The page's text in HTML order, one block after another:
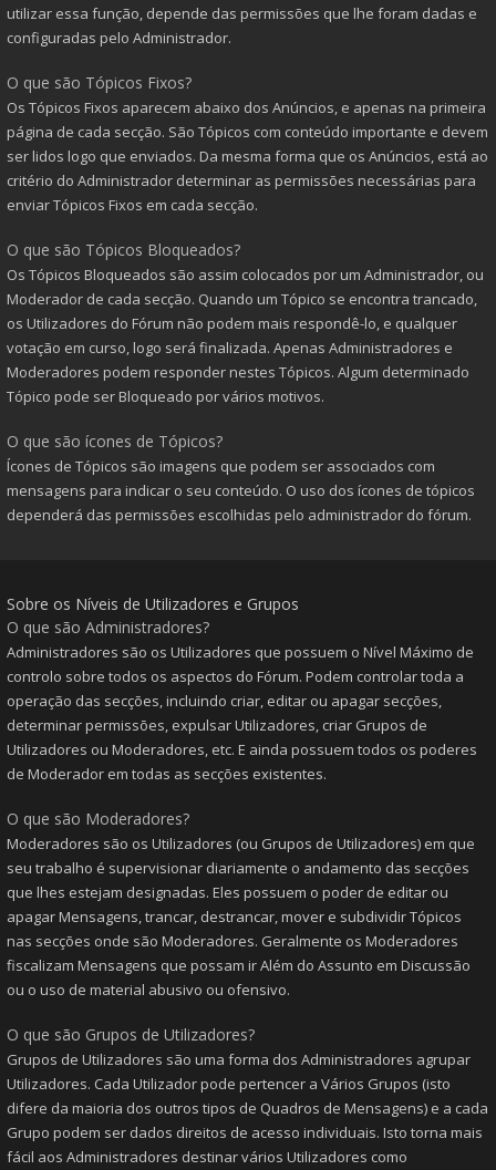
utilizar essa função, depende das permissões que lhe foram dadas e
configuradas pelo Administrador.
O que são Tópicos Fixos?
Os Tópicos Fixos aparecem abaixo dos Anúncios, e apenas na primeira
página de cada secção. São Tópicos com conteúdo importante e devem
ser lidos logo que enviados. Da mesma forma que os Anúncios, está ao
critério do Administrador determinar as permissões necessárias para
enviar Tópicos Fixos em cada secção.
O que são Tópicos Bloqueados?
Os Tópicos Bloqueados são assim colocados por um Administrador, ou
Moderador de cada secção. Quando um Tópico se encontra trancado,
os Utilizadores do Fórum não podem mais respondê-lo, e qualquer
votação em curso, logo será finalizada. Apenas Administradores e
Moderadores podem responder nestes Tópicos. Algum determinado
Tópico pode ser Bloqueado por vários motivos.
O que são ícones de Tópicos?
Ícones de Tópicos são imagens que podem ser associados com
mensagens para indicar o seu conteúdo. O uso dos ícones de tópicos
dependerá das permissões escolhidas pelo administrador do fórum.
Sobre os Níveis de Utilizadores e Grupos
O que são Administradores?
Administradores são os Utilizadores que possuem o Nível Máximo de
controlo sobre todos os aspectos do Fórum. Podem controlar toda a
operação das secções, incluindo criar, editar ou apagar secções,
determinar permissões, expulsar Utilizadores, criar Grupos de
Utilizadores ou Moderadores, etc. E ainda possuem todos os poderes
de Moderador em todas as secções existentes.
O que são Moderadores?
Moderadores são os Utilizadores (ou Grupos de Utilizadores) em que
seu trabalho é supervisionar diariamente o andamento das secções
que lhes estejam designadas. Eles possuem o poder de editar ou
apagar Mensagens, trancar, destrancar, mover e subdividir Tópicos
nas secções onde são Moderadores. Geralmente os Moderadores
fiscalizam Mensagens que possam ir Além do Assunto em Discussão
ou o uso de material abusivo ou ofensivo.
O que são Grupos de Utilizadores?
Grupos de Utilizadores são uma forma dos Administradores agrupar
Utilizadores. Cada Utilizador pode pertencer a Vários Grupos (isto
difere da maioria dos outros tipos de Quadros de Mensagens) e a cada
Grupo podem ser dados direitos de acesso individuais. Isto torna mais
fácil aos Administradores destinar vários Utilizadores como